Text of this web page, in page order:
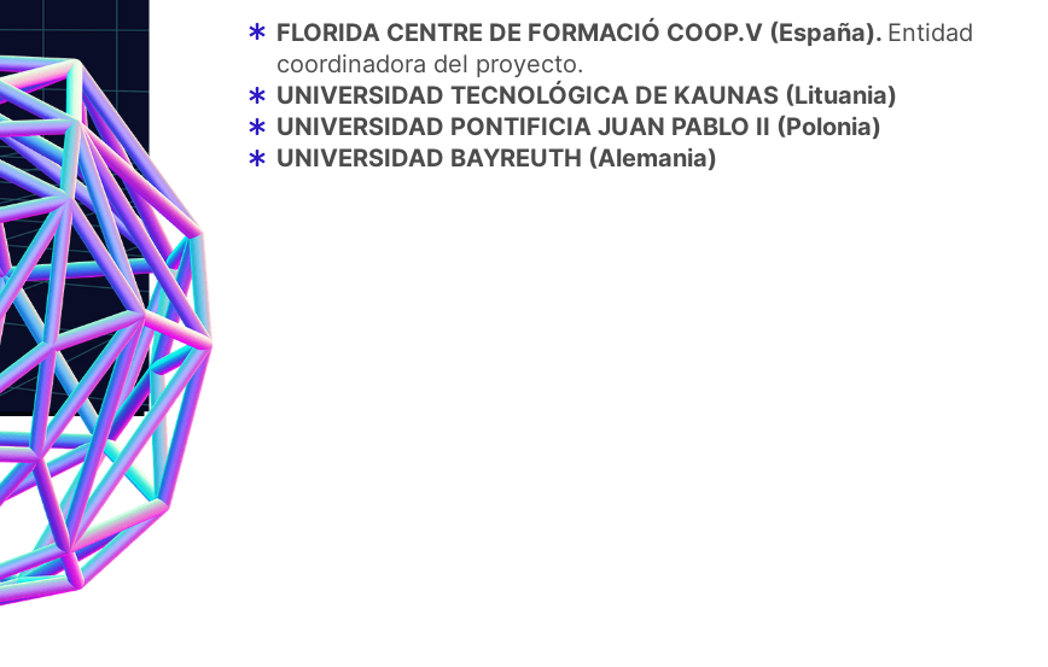
FLORIDA CENTRE DE FORMACIÓ COOP.V (España). Entidad
coordinadora del proyecto.
UNIVERSIDAD TECNOLÓGICA DE KAUNAS (Lituania)
UNIVERSIDAD PONTIFICIA JUAN PABLO II (Polonia)
UNIVERSIDAD BAYREUTH (Alemania)